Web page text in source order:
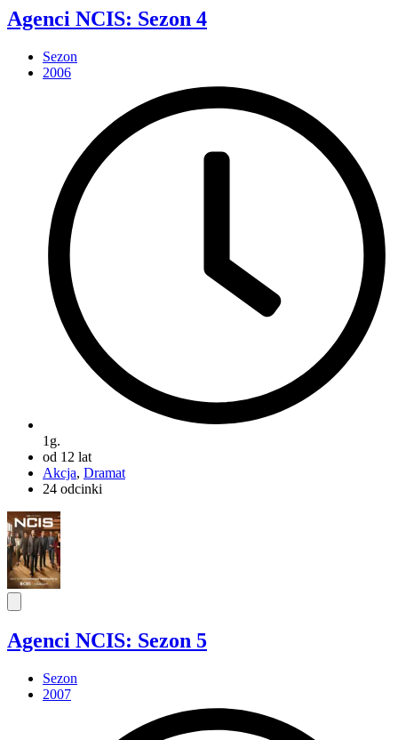
Agenci NCIS: Sezon 4
Sezon
2006
1g.
od 12 lat
Akcja, Dramat
24 odcinki
Agenci NCIS: Sezon 5
Sezon
2007